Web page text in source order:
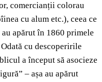
comercianții colorau
cu alum etc.), ceea ce
apărut în 1860 primele
cu descoperirile
a început să asocieze
– așa au apărut